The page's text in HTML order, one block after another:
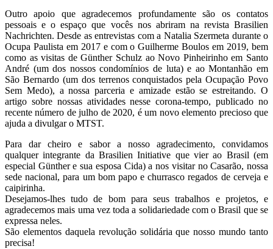
Outro apoio que agradecemos profundamente são os contatos
pessoais e o espaço que vocês nos abriram na revista Brasilien
Nachrichten. Desde as entrevistas com a Natalia Szermeta durante o
Ocupa Paulista em 2017 e com o Guilherme Boulos em 2019, bem
como as visitas de Günther Schulz ao Novo Pinheirinho em Santo
André (um dos nossos condomínios de luta) e ao Montanhão em
São Bernardo (um dos terrenos conquistados pela Ocupação Povo
Sem Medo), a nossa parceria e amizade estão se estreitando. O
artigo sobre nossas atividades nesse corona-tempo, publicado no
recente número de julho de 2020, é um novo elemento precioso que
ajuda a divulgar o MTST.
Para dar cheiro e sabor a nosso agradecimento, convidamos
qualquer integrante da Brasilien Initiative que vier ao Brasil (em
especial Günther e sua esposa Cida) a nos visitar no Casarão, nossa
sede nacional, para um bom papo e churrasco regados de cerveja e
caipirinha.
Desejamos-lhes tudo de bom para seus trabalhos e projetos, e
agradecemos mais uma vez toda a solidariedade com o Brasil que se
expressa neles.
São elementos daquela revolução solidária que nosso mundo tanto
precisa!